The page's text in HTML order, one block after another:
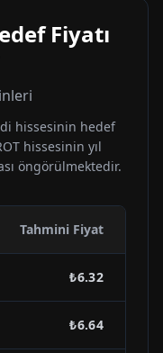
Fiyatı
hissesinin hedef
hissesinin yıl
öngörülmektedir.
Tahmini Fiyat
₺6.32
₺6.64